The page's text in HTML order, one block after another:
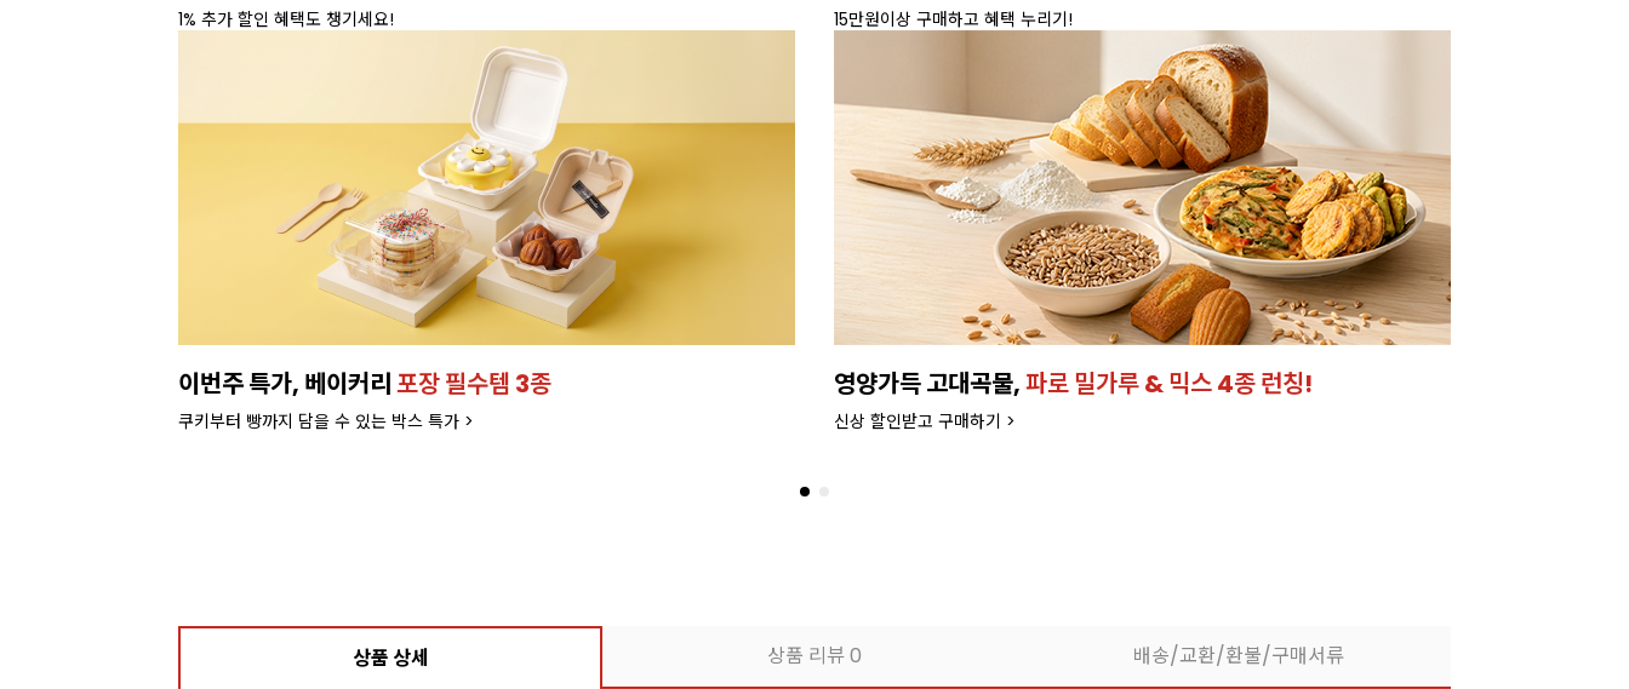
온라인 특가로 구매하러 가기 > 배달 가능 지역 확인하기>
잘되는 카페의 선택!인기 음료 파우더
라떼부터 스무디까지! 한번에 모아서 보러가기>
버터로 만든프리미엄 케이크 시트
더 좋은 품질과 맛으로 업그레드 되었어요!
상품 상세 상품 리뷰0 배송/교환/환불/구매서류